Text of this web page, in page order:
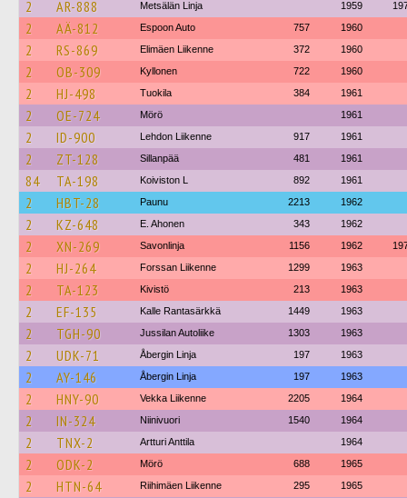
2 AR-888 Metsälän Linja 1959
2 AÄ-812 Espoon Auto 757 1960
2 RS-869 Elimäen Liikenne 372 1960
2 OB-309 Kyllonen 722 1960
2 HJ-498 Tuokila 384 1961
2 OE-724 Mörö 1961
2 ID-900 Lehdon Liikenne 917 1961
2 ZT-128 Sillanpää 481 1961
84 TA-198 Koiviston L 892 1961
2 HBT-28 Paunu 2213 1962
2 KZ-648 E. Ahonen 343 1962
2 XN-269 Savonlinja 1156 1962
2 HJ-264 Forssan Liikenne 1299 1963
2 TA-123 Kivistö 213 1963
2 EF-135 Kalle Rantasärkkä 1449 1963
2 TGH-90 Jussilan Autoliike 1303 1963
2 UDK-71 Åbergin Linja 197 1963
2 AY-146 Åbergin Linja 197 1963
2 HNY-90 Vekka Liikenne 2205 1964
2 IN-324 Niinivuori 1540 1964
2 TNX-2 Artturi Anttila 1964
2 ODK-2 Mörö 688 1965
2 HTN-64 Riihimäen Liikenne 295 1965